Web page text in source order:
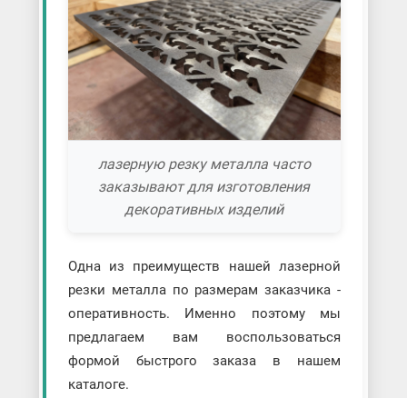
лазерную резку металла часто
заказывают для изготовления
декоративных изделий
Одна из преимуществ нашей лазерной
резки металла по размерам заказчика -
оперативность. Именно поэтому мы
предлагаем вам воспользоваться
формой быстрого заказа в нашем
каталоге.